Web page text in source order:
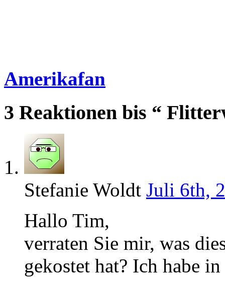
Amerikafan
3 Reaktionen bis “
Stefanie Woldt Juli 6th,
Hallo Tim,
verraten Sie mir, was
gekostet hat? Ich habe